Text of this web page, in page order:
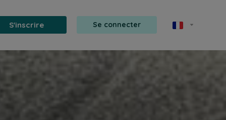
S'inscrire Se connecter